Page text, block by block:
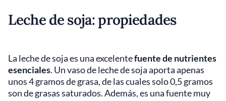
Leche de soja: propiedades
La leche de soja es una excelentefuente de nutrientes
esenciales. Un vaso de leche de soja aporta apenas
unos 4 gramos de grasa, de las cuales solo 0,5 gramos
son de grasas saturados. Además, es una fuente muy